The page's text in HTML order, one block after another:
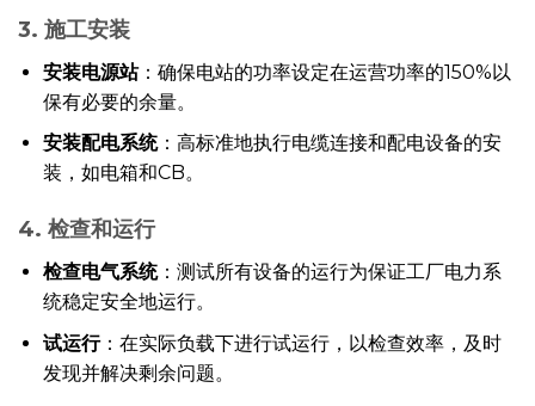
3. 施工安装
安装电源站：确保电站的功率设定在运营功率的150%以
保有必要的余量。
安装配电系统：高标准地执行电缆连接和配电设备的安
装，如电箱和CB。
4. 检查和运行
检查电气系统：测试所有设备的运行为保证工厂电力系
统稳定安全地运行。
试运行：在实际负载下进行试运行，以检查效率，及时
发现并解决剩余问题。